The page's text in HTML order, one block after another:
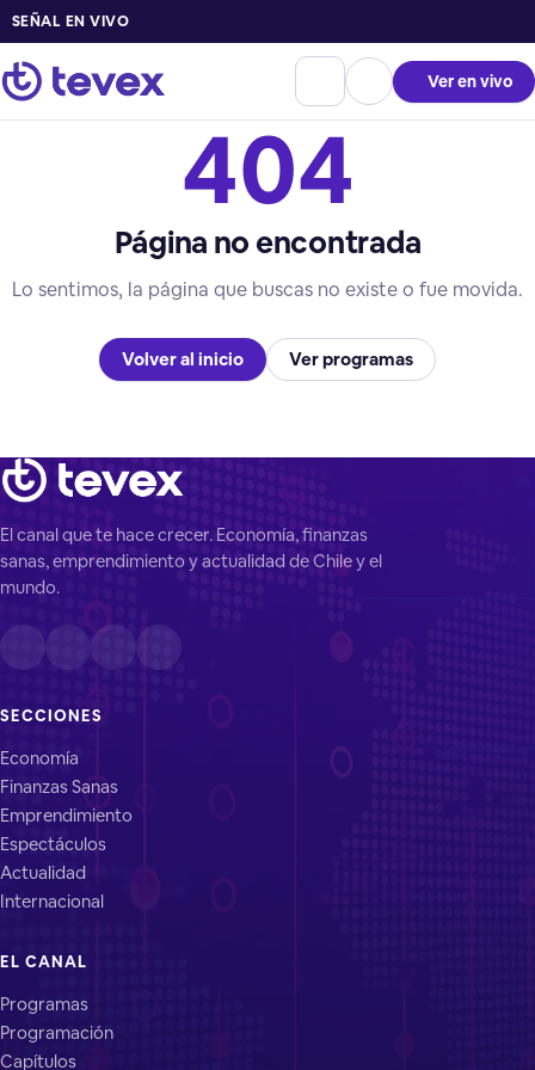
SEÑAL EN VIVO
Ver en vivo
404
Página no encontrada
Lo sentimos, la página que buscas no existe o fue movida.
Volver al inicio Ver programas
El canal que te hace crecer. Economía, finanzas
sanas, emprendimiento y actualidad de Chile y el
mundo.
SECCIONES
Economía
Finanzas Sanas
Emprendimiento
Espectáculos
Actualidad
Internacional
EL CANAL
Programas
Programación
Capítulos